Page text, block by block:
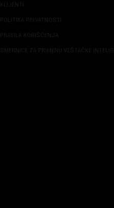
KLIJENTI
POLITIKA PRIVATNOSTI
PRAVILA KORIŠĆENJA
SMERNICE ZA PRIMENU VEŠTAČKE